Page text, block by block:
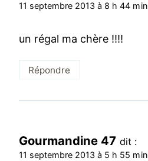
11 septembre 2013 à 8 h 44 min
un régal ma chère !!!!
Répondre
Gourmandine 47 dit :
11 septembre 2013 à 5 h 55 min